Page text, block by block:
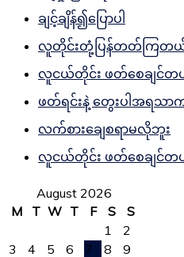
ချင့်ချိန်၍ပြောပါ
လူတိုင်းတုံ့ပြန်တတ်ကြတ
လူငယ်တိုင်း ဖတ်စေချင်တ
ဖတ်ရင်းနဲ့ တွေးပါအရသာ
လက်စားချေစရာမလိုဘူး
လူငယ်တိုင်း ဖတ်စေချင်တ
August 2026
M
T W T F S
S
1
2
3
4 5 6 7 8
9